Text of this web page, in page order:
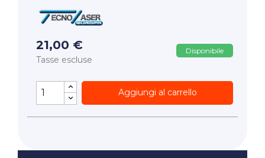
21,00 €
Tasse escluse
Disponibile
Aggiungi al carrello